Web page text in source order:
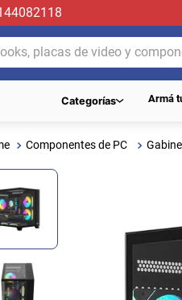
placas de video y
Categorías Armá
Componentes de PC